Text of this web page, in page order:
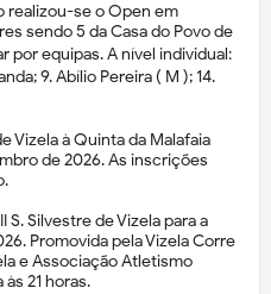
realizou-se o Open em
sendo 5 da Casa do Povo de
por equipas. A nível individual:
9. Abílio Pereira ( M ); 14.
Vizela à Quinta da Malafaia
de 2026. As inscrições
S. Silvestre de Vizela para a
Promovida pela Vizela Corre
e Associação Atletismo
às 21 horas.